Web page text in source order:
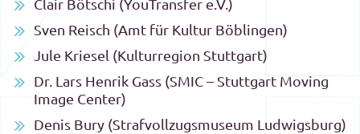
Clair Bötschi (YouTransfer e.V.)
Sven Reisch (Amt für Kultur Böblingen)
Jule Kriesel (Kulturregion Stuttgart)
Dr. Lars Henrik Gass (SMIC – Stuttgart Moving
Image Center)
Denis Bury (Strafvollzugsmuseum Ludwigsburg)